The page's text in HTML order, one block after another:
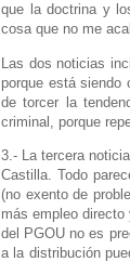
que la doctrina y
cosa que no me
Las dos noticias
porque está siendo
de torcer la
criminal, porque
3.- La tercera
Castilla. Todo
(no exento de
más empleo
del PGOU no es
a la distribución